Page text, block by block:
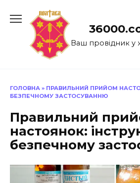
до
Ваш провідник у
ГОЛОВНА » ПРАВИЛЬНИЙ ПРИЙОМ
БЕЗПЕЧНОМУ ЗАСТОСУВАННЮ
Правильний
настоянок:
безпечному